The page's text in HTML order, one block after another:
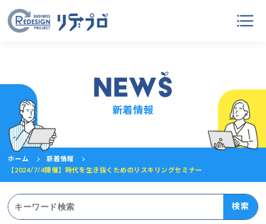
NEWS
新着情報
ホーム
新着情報
【2024/7/4開催】時代を生き抜くためのリスキリングセミナー
検索